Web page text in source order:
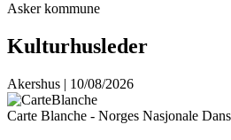
Asker kommune
Kulturhusleder
Akershus | 10/08/2026
Carte Blanche - Norges Nasjonale